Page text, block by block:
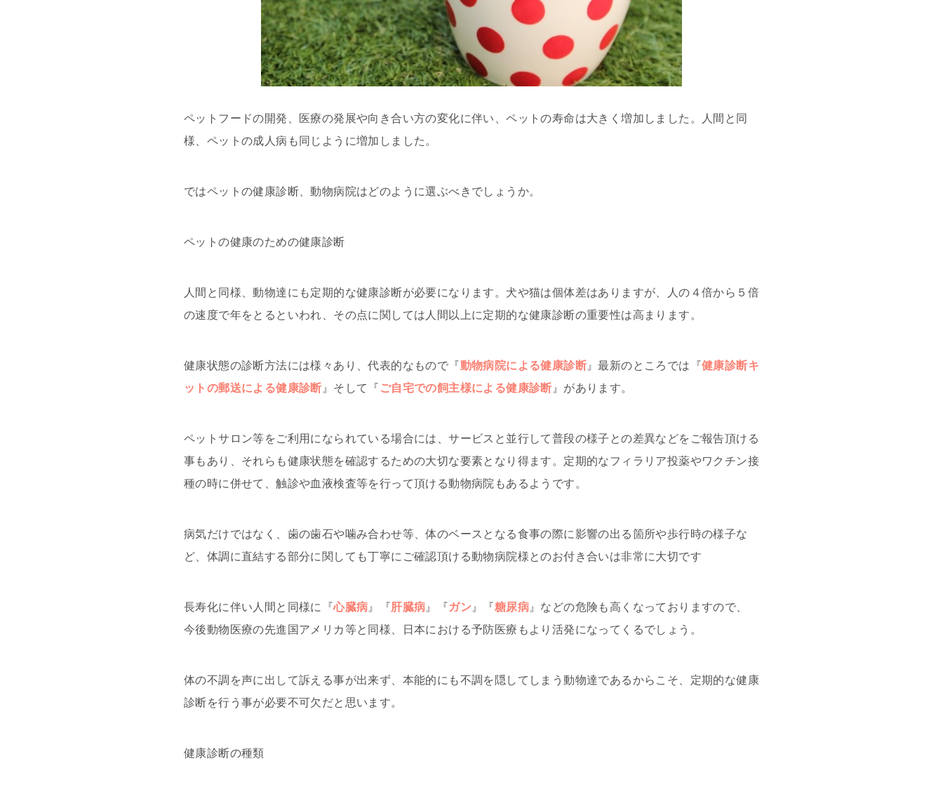
ペットフードの開発、医療の発展や向き合い方の変化に伴い、ペットの寿命は大きく増加しました。人間と同
様、ペットの成人病も同じように増加しました。
ではペットの健康診断、動物病院はどのように選ぶべきでしょうか。
ペットの健康のための健康診断
人間と同様、動物達にも定期的な健康診断が必要になります。犬や猫は個体差はありますが、人の４倍から５倍
の速度で年をとるといわれ、その点に関しては人間以上に定期的な健康診断の重要性は高まります。
健康状態の診断方法には様々あり、代表的なもので『動物病院による健康診断 』最新のところでは『健康診断キ
ットの郵送による健康診断 』そして『 ご自宅での飼主様による健康診断 』があります。
ペットサロン等をご利用になられている場合には、サービスと並行して普段の様子との差異などをご報告頂ける
事もあり、それらも健康状態を確認するための大切な要素となり得ます。定期的なフィラリア投薬やワクチン接
種の時に併せて、触診や血液検査等を行って頂ける動物病院もあるようです。
病気だけではなく、歯の歯石や噛み合わせ等、体のベースとなる食事の際に影響の出る箇所や歩行時の様子な
ど、体調に直結する部分に関しても丁寧にご確認頂ける動物病院様とのお付き合いは非常に大切です
長寿化に伴い人間と同様に『心臓病 』『 肝臓病 』『ガン 』『糖尿病 』などの危険も高くなっておりますので、
今後動物医療の先進国アメリカ等と同様、日本における予防医療もより活発になってくるでしょう。
体の不調を声に出して訴える事が出来ず、本能的にも不調を隠してしまう動物達であるからこそ、定期的な健康
診断を行う事が必要不可欠だと思います。
健康診断の種類